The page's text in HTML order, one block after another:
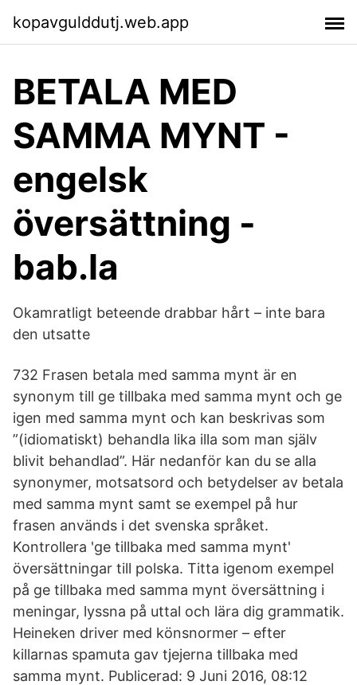
kopavgulddutj.web.app
BETALA MED
SAMMA MYNT -
engelsk
översättning -
bab.la
Okamratligt beteende drabbar hårt – inte bara
den utsatte
732 Frasen betala med samma mynt är en
synonym till ge tillbaka med samma mynt och ge
igen med samma mynt och kan beskrivas som
”(idiomatiskt) behandla lika illa som man själv
blivit behandlad”. Här nedanför kan du se alla
synonymer, motsatsord och betydelser av betala
med samma mynt samt se exempel på hur
frasen används i det svenska språket.
Kontrollera 'ge tillbaka med samma mynt'
översättningar till polska. Titta igenom exempel
på ge tillbaka med samma mynt översättning i
meningar, lyssna på uttal och lära dig grammatik.
Heineken driver med könsnormer – efter
killarnas spamuta gav tjejerna tillbaka med
samma mynt. Publicerad: 9 Juni 2016, 08:12